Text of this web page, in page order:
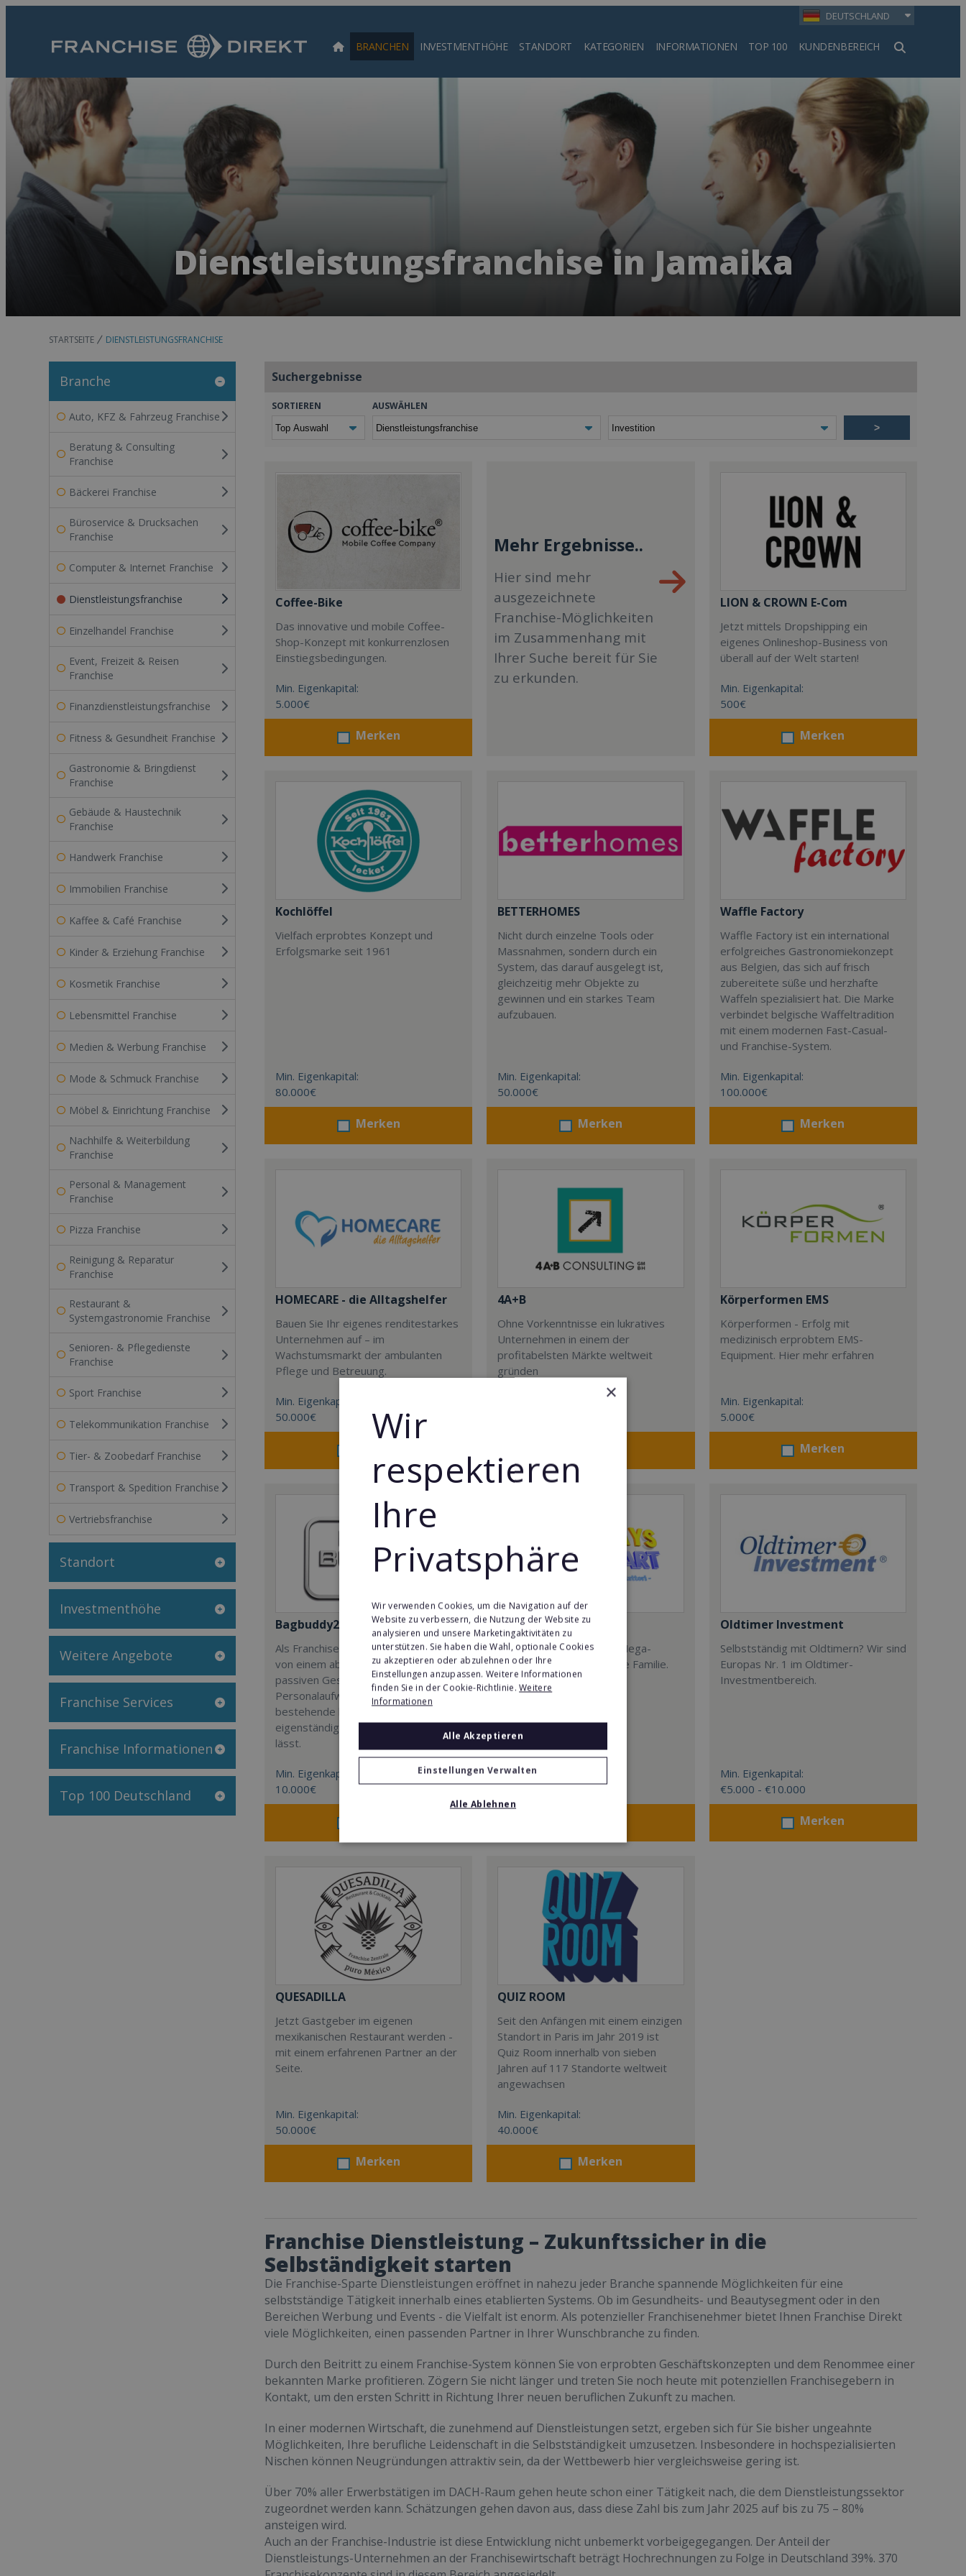
DEUTSCHLAND
BRANCHEN INVESTMENTHÖHE STANDORT KATEGORIEN INFORMATIONEN TOP 100 KUNDENBEREICH
Suchen
Dienstleistungsfranchise in Jamaika
STARTSEITE DIENSTLEISTUNGSFRANCHISE
Branche
Auto, KFZ & Fahrzeug Franchise
Beratung & Consulting
Franchise
Bäckerei Franchise
Büroservice & Drucksachen
Franchise
Computer & Internet Franchise
Dienstleistungsfranchise
Einzelhandel Franchise
Event, Freizeit & Reisen
Franchise
Finanzdienstleistungsfranchise
Fitness & Gesundheit Franchise
Gastronomie & Bringdienst
Franchise
Gebäude & Haustechnik
Franchise
Handwerk Franchise
Immobilien Franchise
Kaffee & Café Franchise
Kinder & Erziehung Franchise
Kosmetik Franchise
Lebensmittel Franchise
Medien & Werbung Franchise
Mode & Schmuck Franchise
Möbel & Einrichtung Franchise
Nachhilfe & Weiterbildung
Franchise
Personal & Management
Franchise
Pizza Franchise
Reinigung & Reparatur
Franchise
Restaurant &
Systemgastronomie Franchise
Senioren- & Pflegedienste
Franchise
Sport Franchise
Telekommunikation Franchise
Tier- & Zoobedarf Franchise
Transport & Spedition Franchise
Vertriebsfranchise
Standort
Investmenthöhe
Weitere Angebote
Franchise Services
Franchise Informationen
Top 100 Deutschland
Suchergebnisse
SORTIEREN AUSWÄHLEN
>
Coffee-Bike
Das innovative und mobile Coffee-
Shop-Konzept mit konkurrenzlosen
Einstiegsbedingungen.
Min. Eigenkapital:
5.000€
Merken
Mehr Ergebnisse..
Hier sind mehr
ausgezeichnete
Franchise-Möglichkeiten
im Zusammenhang mit
Ihrer Suche bereit für Sie
zu erkunden.
LION & CROWN E-Com
Jetzt mittels Dropshipping ein
eigenes Onlineshop-Business von
überall auf der Welt starten!
Min. Eigenkapital:
500€
Merken
Kochlöffel
Vielfach erprobtes Konzept und
Erfolgsmarke seit 1961
Min. Eigenkapital:
80.000€
Merken
BETTERHOMES
Nicht durch einzelne Tools oder
Massnahmen, sondern durch ein
System, das darauf ausgelegt ist,
gleichzeitig mehr Objekte zu
gewinnen und ein starkes Team
aufzubauen.
Min. Eigenkapital:
50.000€
Merken
Waffle Factory
Waffle Factory ist ein international
erfolgreiches Gastronomiekonzept
aus Belgien, das sich auf frisch
zubereitete süße und herzhafte
Waffeln spezialisiert hat. Die Marke
verbindet belgische Waffeltradition
mit einem modernen Fast-Casual-
und Franchise-System.
Min. Eigenkapital:
100.000€
Merken
HOMECARE - die Alltagshelfer
Bauen Sie Ihr eigenes renditestarkes
Unternehmen auf – im
Wachstumsmarkt der ambulanten
Pflege und Betreuung.
Min. Eigenkapital:
50.000€
4A+B
Ohne Vorkenntnisse ein lukratives
Unternehmen in einem der
profitabelsten Märkte weltweit
gründen
Körperformen EMS
Körperformen - Erfolg mit
medizinisch erprobtem EMS-
Equipment. Hier mehr erfahren
Min. Eigenkapital:
5.000€
Merken
Bagbuddy24
Als Franchise-Partner profitierst Du
von einem absolut skalierbaren,
passiven Geschäftsmodell ohne
Personalaufwand, das sich nahtlos in
bestehende lokale Stores oder als
eigenständige Station integrieren
lässt.
Min. Eigenkapital:
10.000€
Mindways 3D TrickArt
3D TrickArt ist der neue Mega-
Freizeittrend für die ganze Familie.
Min. Eigenkapital:
100.000€
Oldtimer Investment
Selbstständig mit Oldtimern? Wir sind
Europas Nr. 1 im Oldtimer-
Investmentbereich.
Min. Eigenkapital:
€5.000 - €10.000
Merken
QUESADILLA
Jetzt Gastgeber im eigenen
mexikanischen Restaurant werden -
mit einem erfahrenen Partner an der
Seite.
Min. Eigenkapital:
50.000€
Merken
QUIZ ROOM
Seit den Anfängen mit einem einzigen
Standort in Paris im Jahr 2019 ist
Quiz Room innerhalb von sieben
Jahren auf 117 Standorte weltweit
angewachsen
Min. Eigenkapital:
40.000€
Merken
Franchise Dienstleistung – Zukunftssicher in die
Selbständigkeit starten
Die Franchise-Sparte Dienstleistungen eröffnet in nahezu jeder Branche spannende Möglichkeiten für eine
selbstständige Tätigkeit innerhalb eines etablierten Systems. Ob im Gesundheits- und Beautysegment oder in den
Bereichen Werbung und Events - die Vielfalt ist enorm. Als potenzieller Franchisenehmer bietet Ihnen Franchise Direkt
viele Möglichkeiten, einen passenden Partner in Ihrer Wunschbranche zu finden.
Durch den Beitritt zu einem Franchise-System können Sie von erprobten Geschäftskonzepten und dem Renommee einer
bekannten Marke profitieren. Zögern Sie nicht länger und treten Sie noch heute mit potenziellen Franchisegebern in
Kontakt, um den ersten Schritt in Richtung Ihrer neuen beruflichen Zukunft zu machen.
In einer modernen Wirtschaft, die zunehmend auf Dienstleistungen setzt, ergeben sich für Sie bisher ungeahnte
Möglichkeiten, Ihre berufliche Leidenschaft in die Selbstständigkeit umzusetzen. Insbesondere in hochspezialisierten
Nischen können Neugründungen attraktiv sein, da der Wettbewerb hier vergleichsweise gering ist.
Über 70% aller Erwerbstätigen im DACH-Raum gehen heute schon einer Tätigkeit nach, die dem Dienstleistungssektor
zugeordnet werden kann. Schätzungen gehen davon aus, dass diese Zahl bis zum Jahr 2025 auf bis zu 75 – 80%
ansteigen wird.
Auch an der Franchise-Industrie ist diese Entwicklung nicht unbemerkt vorbeigegegangen. Der Anteil der
Dienstleistungs-Unternehmen an der Franchisewirtschaft beträgt Hochrechnungen zu Folge in Deutschland 39%. 370
×
Wir
respektieren
Ihre
Privatsphäre
Wir verwenden Cookies, um die Navigation auf der
Website zu verbessern, die Nutzung der Website zu
analysieren und unsere Marketingaktivitäten zu
unterstützen. Sie haben die Wahl, optionale Cookies
zu akzeptieren oder abzulehnen oder Ihre
Einstellungen anzupassen. Weitere Informationen
finden Sie in der Cookie-Richtlinie.Weitere
Informationen
Alle Akzeptieren
Einstellungen Verwalten
Alle Ablehnen